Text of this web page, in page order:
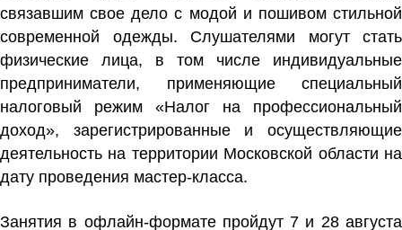
связавшим свое дело с модой и пошивом стильной
современной одежды. Слушателями могут стать
физические лица, в том числе индивидуальные
предприниматели, применяющие специальный
налоговый режим «Налог на профессиональный
доход», зарегистрированные и осуществляющие
деятельность на территории Московской области на
дату проведения мастер-класса.
Занятия в офлайн-формате пройдут 7 и 28 августа